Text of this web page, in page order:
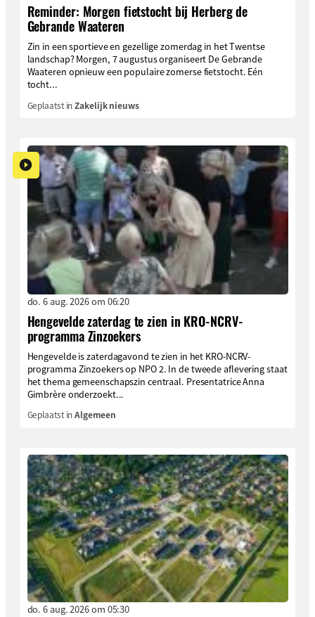
Reminder: Morgen fietstocht bij Herberg de
Gebrande Waateren
Zin in een sportieve en gezellige zomerdag in het Twentse
landschap? Morgen, 7 augustus organiseert De Gebrande
Waateren opnieuw een populaire zomerse fietstocht. Eén
tocht...
Geplaatst inZakelijk nieuws
do. 6 aug. 2026 om 06:20
Hengevelde zaterdag te zien in KRO-NCRV-
programma Zinzoekers
Hengevelde is zaterdagavond te zien in het KRO-NCRV-
programma Zinzoekers op NPO 2. In de tweede aflevering staat
het thema gemeenschapszin centraal. Presentatrice Anna
Gimbrère onderzoekt...
Geplaatst inAlgemeen
do. 6 aug. 2026 om 05:30